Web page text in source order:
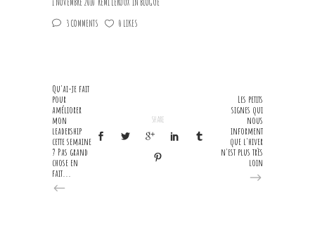
3 COMMENTS
0 LIKES
Qu'ai-je fait
pour
améliorer
mon
leadership
cette semaine
? Pas grand
chose en
fait...
SHARE
Les petits
signes qui
nous
informent
que l'hiver
n'est plus très
loin